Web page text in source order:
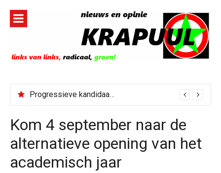
inhoud
Progressieve kandidaat El-Sayed senaatskandidaat Michigan
Kom 4 september naar de
alternatieve opening van het
academisch jaar